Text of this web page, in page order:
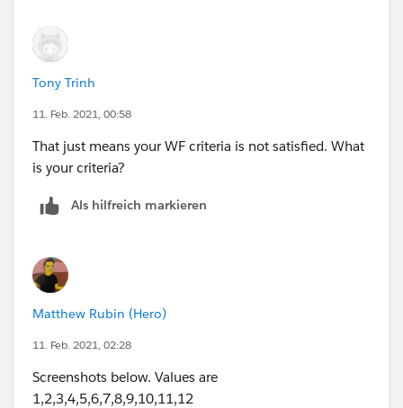
Also, you'll want to add another Rule on the
Opportunity Object that updates the LineItems if
Also, I would do this in Flow Builder or Process Builder
instead of Workflow
Tony Trinh
11. Feb. 2021, 00:58
That just means your WF criteria is not satisfied. What
is your criteria?
Als hilfreich markieren
Matthew Rubin (Hero)
11. Feb. 2021, 02:28
Screenshots below. Values are
1,2,3,4,5,6,7,8,9,10,11,12